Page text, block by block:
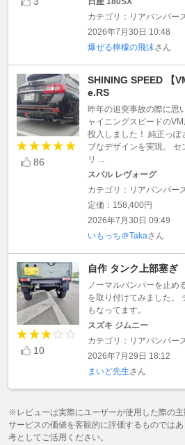
カテゴリ：リアバンパー
2026年7月30日 10:48
爆ぜる檸檬の飛沫さん
86
SHINING SPEED 【
e.RS
昨年の追突事故の際に思
ャイニングスピードの
投入しました！ 純正っぽ
ブなデザインを実現。
リ ...
スバル レヴォーグ
カテゴリ：リアバンパー
定価：158,400円
2026年7月30日 09:49
いもっち＠Takaさん
10
自作 タンク上部塞ぎ
ノーマルバンパーを止め
を取り付けてみました。
もなってます。
スズキ ジムニー
カテゴリ：リアバンパー
2026年7月29日 18:12
まいど先生さん
※レビューは実際にユーザーが使用した際の主
サービスの価値を客観的に評価するものでは
考としてご活用ください。